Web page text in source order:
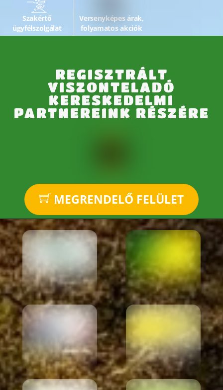
Szakértő
ügyfélszolgálat
Versenyképes árak,
folyamatos akciók
REGISZTRÁLT
VISZONTELADÓ
KERESKEDELMI
PARTNEREINK RÉSZÉRE
MEGRENDELŐ FELÜLET
Link Link
Link Link
Link Link